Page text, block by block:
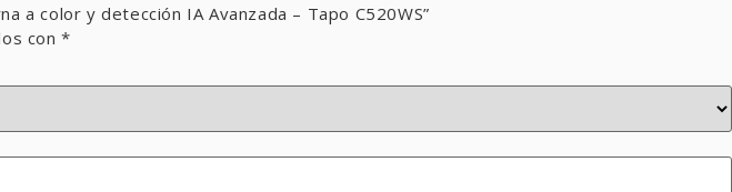
a color y detección IA Avanzada – Tapo C520WS”
con*